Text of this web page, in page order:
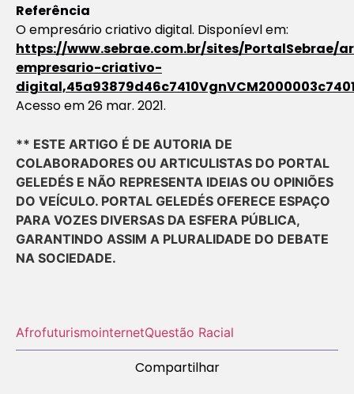
Referência
O empresário criativo digital. Disponíevl em:
https://www.sebrae.com.br/sites/PortalSebrae/
empresario-criativo-
Acesso em 26 mar. 2021.
** ESTE ARTIGO É DE AUTORIA DE
COLABORADORES OU ARTICULISTAS DO PORTAL
GELEDÉS E NÃO REPRESENTA IDEIAS OU OPINIÕES
DO VEÍCULO. PORTAL GELEDÉS OFERECE ESPAÇO
PARA VOZES DIVERSAS DA ESFERA PÚBLICA,
GARANTINDO ASSIM A PLURALIDADE DO DEBATE
NA SOCIEDADE.
AfrofuturismointernetQuestão Racial
Compartilhar